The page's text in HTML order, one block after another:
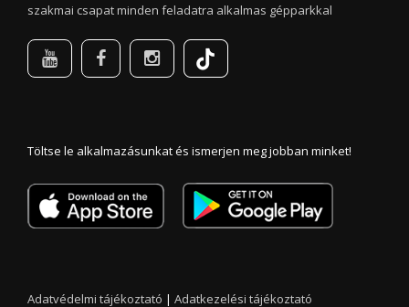
szakmai csapat minden feladatra alkalmas gépparkkal
Töltse le alkalmazásunkat és ismerjen meg jobban minket!
Adatvédelmi tájékoztató | Adatkezelési tájékoztató